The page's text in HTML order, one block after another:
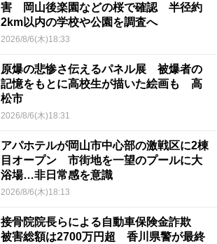
害 岡山後楽園などの桜で確認 半径約
2km以内の学校や公園を調査へ
2026/8/6(木)18:33
原爆の悲惨さ伝えるパネル展 被爆者の
記憶をもとに高校生が描いた絵画も 高
松市
2026/8/6(木)18:31
アパホテルが岡山市中心部の激戦区に2棟
目オープン 市街地を一望のプールに大
浴場…非日常感を意識
2026/8/6(木)18:13
接骨院院長らによる自動車保険金詐欺
被害総額は2700万円超 香川県警が最終